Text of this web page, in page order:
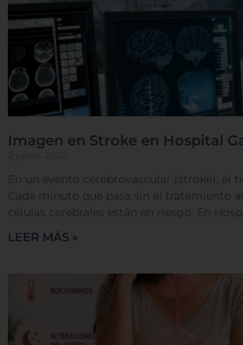
Imagen en Stroke en Hospital
En un evento cerebrovascular (stroke), el
Cada minuto que pasa sin el tratamiento
células cerebrales están en riesgo. En
LEER MÁS »
Sistema de personalización de
Cookies dirigidas
Cookies de funcionalidad